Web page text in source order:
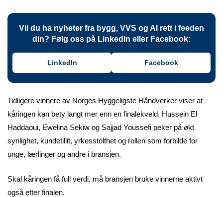
Vil du ha nyheter fra bygg, VVS og AI rett i feeden
din? Følg oss på LinkedIn eller Facebook:
LinkedIn Facebook
Tidligere vinnere av Norges Hyggeligste Håndverker viser at
kåringen kan bety langt mer enn en finalekveld. Hussein El
Haddaoui, Ewelina Sekiw og Sajjad Youssefi peker på økt
synlighet, kundetillit, yrkesstolthet og rollen som forbilde for
unge, lærlinger og andre i bransjen.
Skal kåringen få full verdi, må bransjen bruke vinnerne aktivt
også etter finalen.